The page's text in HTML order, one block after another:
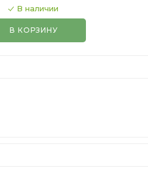
В наличии
В КОРЗИНУ